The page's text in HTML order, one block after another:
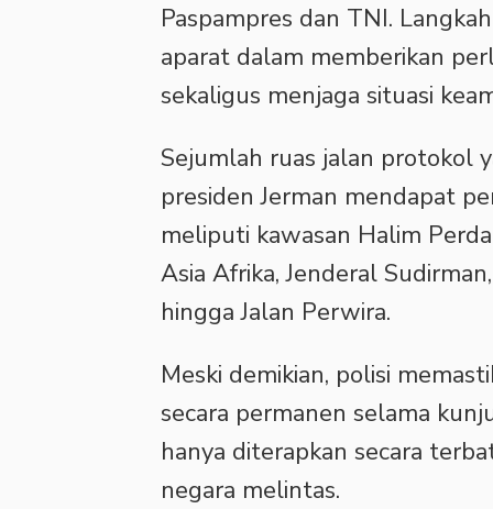
Paspampres dan TNI.
aparat dalam memberikan
sekaligus menjaga situasi
‎Sejumlah ruas jalan protokol
presiden Jerman mendapat
meliputi kawasan Halim
Asia Afrika, Jenderal
hingga Jalan Perwira.
‎Meski demikian, polisi
secara permanen selama
hanya diterapkan secara
negara melintas.